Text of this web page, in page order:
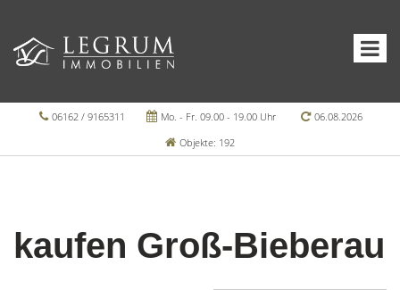
06162 / 9165311 Mo. - Fr. 09.00 - 19.00 Uhr
06.08.2026
Objekte: 192
kaufen Groß-Bieberau